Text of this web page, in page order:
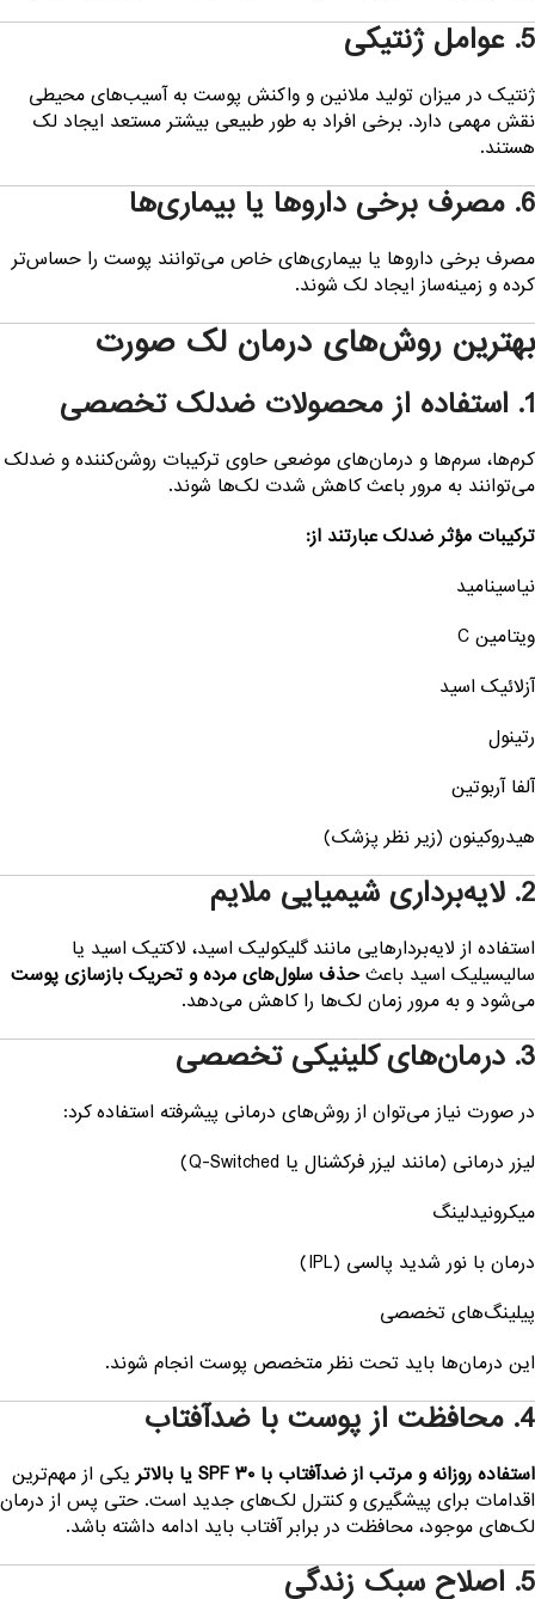
5. عوامل ژنتیکی
ژنتیک در میزان تولید ملانین و واکنش پوست به آسیب‌های محیطی
نقش مهمی دارد. برخی افراد به طور طبیعی بیشتر مستعد ایجاد لک
هستند.
6. مصرف برخی داروها یا بیماری‌ها
مصرف برخی داروها یا بیماری‌های خاص می‌توانند پوست را حساس‌تر
کرده و زمینه‌ساز ایجاد لک شوند.
بهترین روش‌های درمان لک صورت
1. استفاده از محصولات ضدلک تخصصی
کرم‌ها، سرم‌ها و درمان‌های موضعی حاوی ترکیبات روشن‌کننده و ضدلک
می‌توانند به مرور باعث کاهش شدت لک‌ها شوند.
ترکیبات مؤثر ضدلک عبارتند از:
نیاسینامید
ویتامین C
آزلائیک اسید
رتینول
آلفا آربوتین
هیدروکینون (زیر نظر پزشک)
2. لایه‌برداری شیمیایی ملایم
استفاده از لایه‌بردارهایی مانند گلیکولیک اسید، لاکتیک اسید یا
سالیسیلیک اسید باعثحذف سلول‌های مرده و تحریک بازسازی پوست
می‌شود و به مرور زمان لک‌ها را کاهش می‌دهد.
3. درمان‌های کلینیکی تخصصی
در صورت نیاز می‌توان از روش‌های درمانی پیشرفته استفاده کرد:
لیزر درمانی (مانند لیزر فرکشنال یا Q-Switched)
میکرونیدلینگ
درمان با نور شدید پالسی (IPL)
پیلینگ‌های تخصصی
این درمان‌ها باید تحت نظر متخصص پوست انجام شوند.
4. محافظت از پوست با ضدآفتاب
استفاده روزانه و مرتب از ضدآفتاب با SPF ۳۰ یا بالاتر
یکی از مهم‌ترین
اقدامات برای پیشگیری و کنترل لک‌های جدید است. حتی پس از درمان
لک‌های موجود، محافظت در برابر آفتاب باید ادامه داشته باشد.
5. اصلاح سبک زندگی